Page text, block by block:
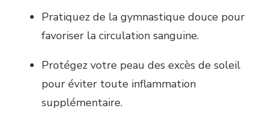
Pratiquez de la gymnastique douce pour
favoriser la circulation sanguine.
Protégez votre peau des excès de soleil
pour éviter toute inflammation
supplémentaire.